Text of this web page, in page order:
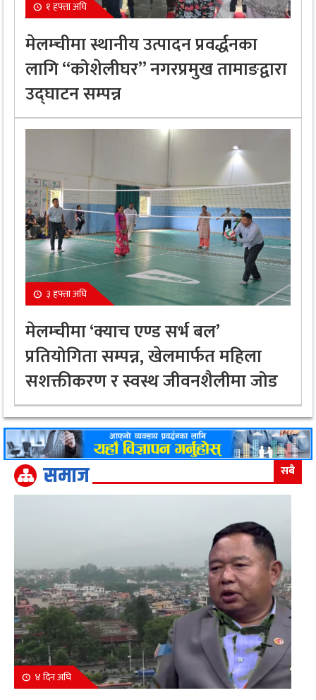
१ हफ्ता अघि
मेलम्चीमा स्थानीय उत्पादन प्रवर्द्धनका
लागि “कोशेलीघर” नगरप्रमुख तामाङद्वारा
उद्घाटन सम्पन्न
३ हफ्ता अघि
मेलम्चीमा ‘क्याच एण्ड सर्भ बल’
प्रतियोगिता सम्पन्न, खेलमार्फत महिला
सशक्तीकरण र स्वस्थ जीवनशैलीमा जोड
समाज सबै
४ दिन अघि